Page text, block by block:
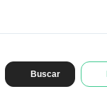
Buscar